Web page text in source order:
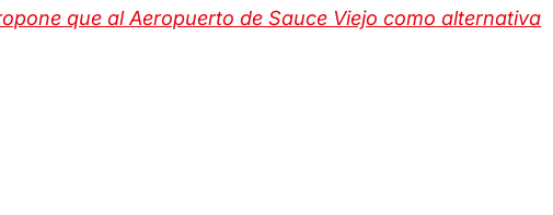
que al Aeropuerto de Sauce Viejo como alternativa